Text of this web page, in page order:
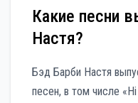
Какие песни
Настя?
Бэд Барби Настя
песен, в том числе